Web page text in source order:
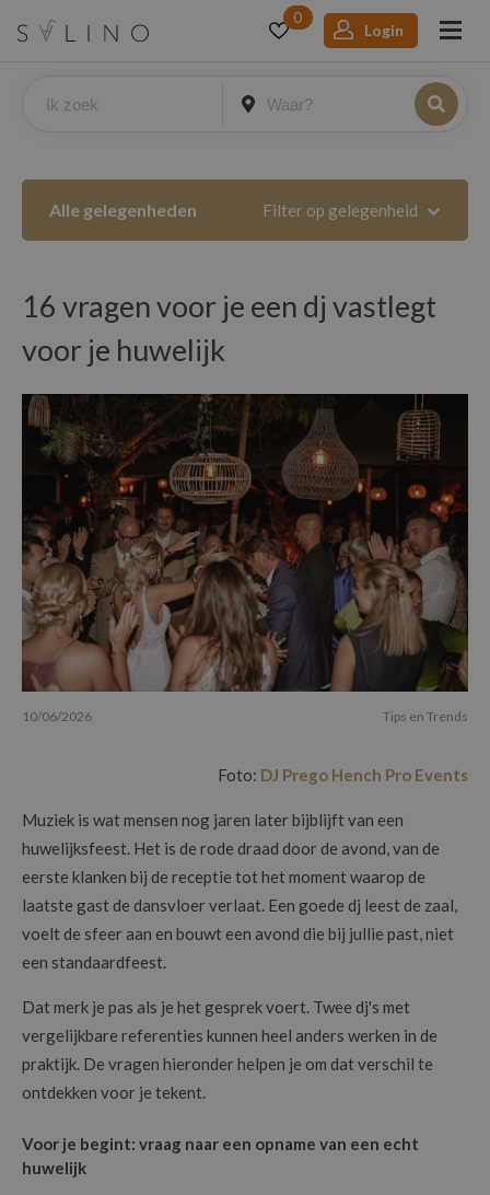
0
Login
Alle gelegenheden Filter op gelegenheid
16 vragen voor je een dj vastlegt
voor je huwelijk
Tips en Trends
10/06/2026
Foto: DJ Prego Hench Pro Events
Muziek is wat mensen nog jaren later bijblijft van een
huwelijksfeest. Het is de rode draad door de avond, van de
eerste klanken bij de receptie tot het moment waarop de
laatste gast de dansvloer verlaat. Een goede dj leest de zaal,
voelt de sfeer aan en bouwt een avond die bij jullie past, niet
een standaardfeest.
Dat merk je pas als je het gesprek voert. Twee dj's met
vergelijkbare referenties kunnen heel anders werken in de
praktijk. De vragen hieronder helpen je om dat verschil te
ontdekken voor je tekent.
Voor je begint: vraag naar een opname van een echt
huwelijk